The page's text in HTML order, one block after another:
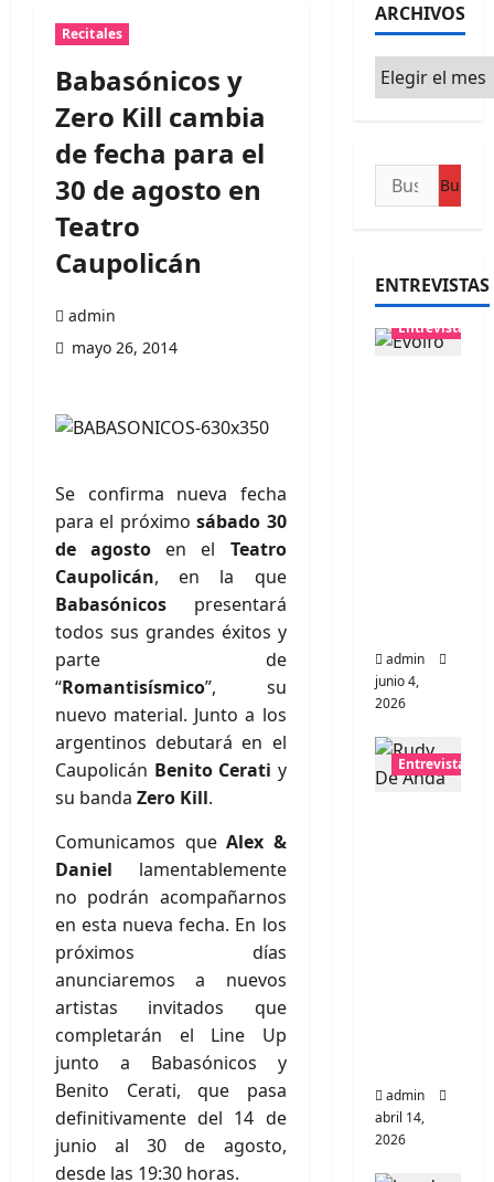
Recitales
Babasónicos y
Zero Kill cambia
de fecha para el
30 de agosto en
Teatro
Caupolicán
admin
mayo 26, 2014
Se confirma nueva fecha
para el próximosábado 30
de agosto en el Teatro
Caupolicán, en la que
Babasónicos presentará
todos sus grandes éxitos y
parte de
“Romantisísmico”, su
nuevo material. Junto a los
argentinos debutará en el
Caupolicán Benito Cerati y
su banda Zero Kill.
Comunicamos queAlex &
Daniel lamentablemente
no podrán acompañarnos
en esta nueva fecha. En los
próximos días
anunciaremos a nuevos
artistas invitados que
completarán el Line Up
junto a Babasónicos y
Benito Cerati, que pasa
definitivamente del 14 de
junio al 30 de agosto,
desde las 19:30 horas.
ARCHIVOS
Archivos
Buscar:
ENTREVISTAS
Entrevistas
admin
junio 4,
2026
Entrevistas
admin
abril 14,
2026